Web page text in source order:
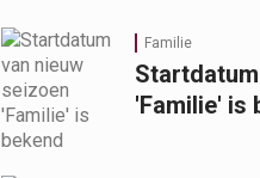
Familie
'Familie' is